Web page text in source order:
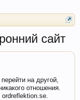
сайт
на другой,
отношения.